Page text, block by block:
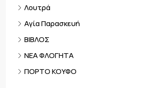
Λουτρά
Αγία Παρασκευή
ΒΙΒΛΟΣ
ΝΕΑ ΦΛΟΓΗΤΑ
ΠΟΡΤΟ ΚΟΥΦΟ